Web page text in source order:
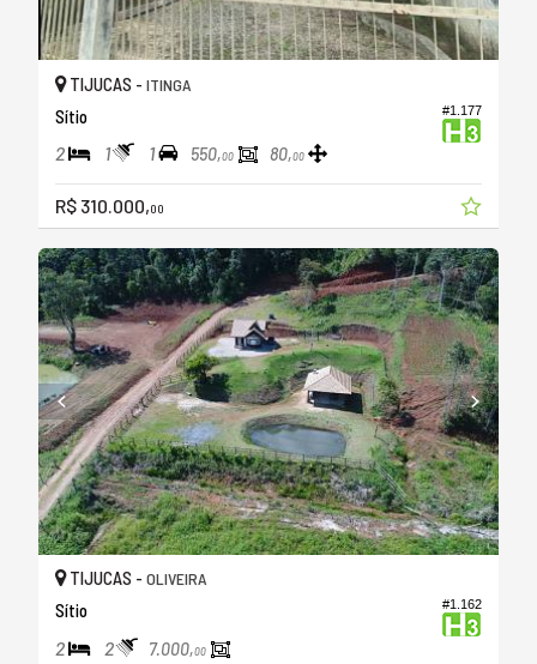
#1.177
TIJUCAS - ITINGA
Sítio
2 1 1 550,00 80,00
R$ 310.000,00
#1.162
TIJUCAS - OLIVEIRA
Sítio
2 2 7.000,00